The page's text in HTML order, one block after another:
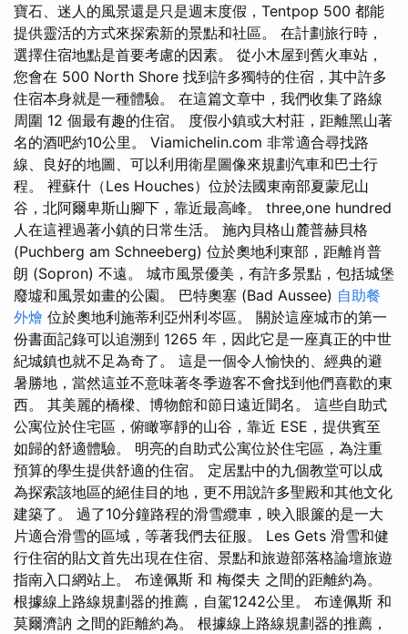
寶石、迷人的風景還是只是週末度假，Tentpop 500 都能
提供靈活的方式來探索新的景點和社區。 在計劃旅行時，
選擇住宿地點是首要考慮的因素。 從小木屋到舊火車站，
您會在 500 North Shore 找到許多獨特的住宿，其中許多
住宿本身就是一種體驗。 在這篇文章中，我們收集了路線
周圍 12 個最有趣的住宿。 度假小鎮或大村莊，距離黑山著
名的酒吧約10公里。 Viamichelin.com 非常適合尋找路
線、良好的地圖、可以利用衛星圖像來規劃汽車和巴士行
程。 裡蘇什（Les Houches）位於法國東南部夏蒙尼山
谷，北阿爾卑斯山腳下，靠近最高峰。 three,one hundred
人在這裡過著小鎮的日常生活。 施內貝格山麓普赫貝格
(Puchberg am Schneeberg) 位於奧地利東部，距離肖普
朗 (Sopron) 不遠。 城市風景優美，有許多景點，包括城堡
廢墟和風景如畫的公園。 巴特奧塞 (Bad Aussee) 自助餐
外燴 位於奧地利施蒂利亞州利岑區。 關於這座城市的第一
份書面記錄可以追溯到 1265 年，因此它是一座真正的中世
紀城鎮也就不足為奇了。 這是一個令人愉快的、經典的避
暑勝地，當然這並不意味著冬季遊客不會找到他們喜歡的東
西。 其美麗的橋樑、博物館和節日遠近聞名。 這些自助式
公寓位於住宅區，俯瞰寧靜的山谷，靠近 ESE，提供賓至
如歸的舒適體驗。 明亮的自助式公寓位於住宅區，為注重
預算的學生提供舒適的住宿。 定居點中的九個教堂可以成
為探索該地區的絕佳目的地，更不用說許多聖殿和其他文化
建築了。 過了10分鐘路程的滑雪纜車，映入眼簾的是一大
片適合滑雪的區域，等著我們去征服。 Les Gets 滑雪和健
行住宿的貼文首先出現在住宿、景點和旅遊部落格論壇旅遊
指南入口網站上。 布達佩斯 和 梅傑夫 之間的距離約為。
根據線上路線規劃器的推薦，自駕1242公里。 布達佩斯 和
莫爾濟訥 之間的距離約為。 根據線上路線規劃器的推薦，